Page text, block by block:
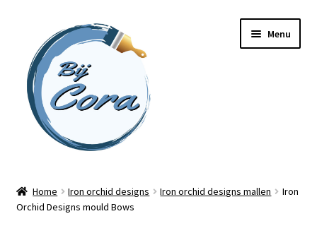
naar
navigatie
inhoud
Menu
Workshops
Home Iron orchid designs Iron orchid designs mallen
Iron
Orchid Designs mould Bows